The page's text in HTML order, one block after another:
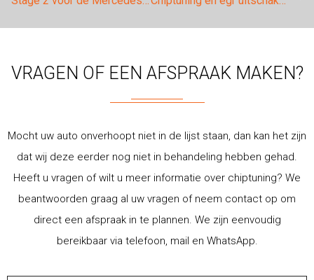
VRAGEN OF EEN AFSPRAAK MAKEN?
Mocht uw auto onverhoopt niet in de lijst staan, dan kan het zijn
dat wij deze eerder nog niet in behandeling hebben gehad.
Heeft u vragen of wilt u meer informatie over chiptuning? We
beantwoorden graag al uw vragen of neem contact op om
direct een afspraak in te plannen. We zijn eenvoudig
bereikbaar via telefoon, mail en WhatsApp.